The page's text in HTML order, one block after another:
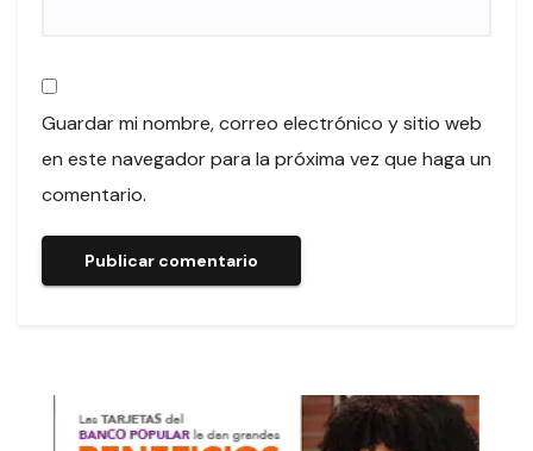
Guardar mi nombre, correo electrónico y sitio web
en este navegador para la próxima vez que haga un
comentario.